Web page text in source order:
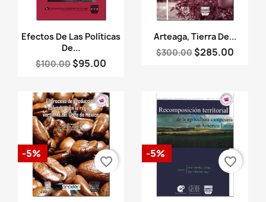
Vista rápida
Efectos De Las Políticas
De...
$100.00 $95.00
Vista rápida
Arteaga, Tierra De...
$300.00 $285.00
-5%
favorite_border
-5%
favorite_border